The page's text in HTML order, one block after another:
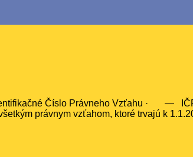
Číslo Právneho Vzťahu · —
právnym vzťahom, ktoré trvajú k